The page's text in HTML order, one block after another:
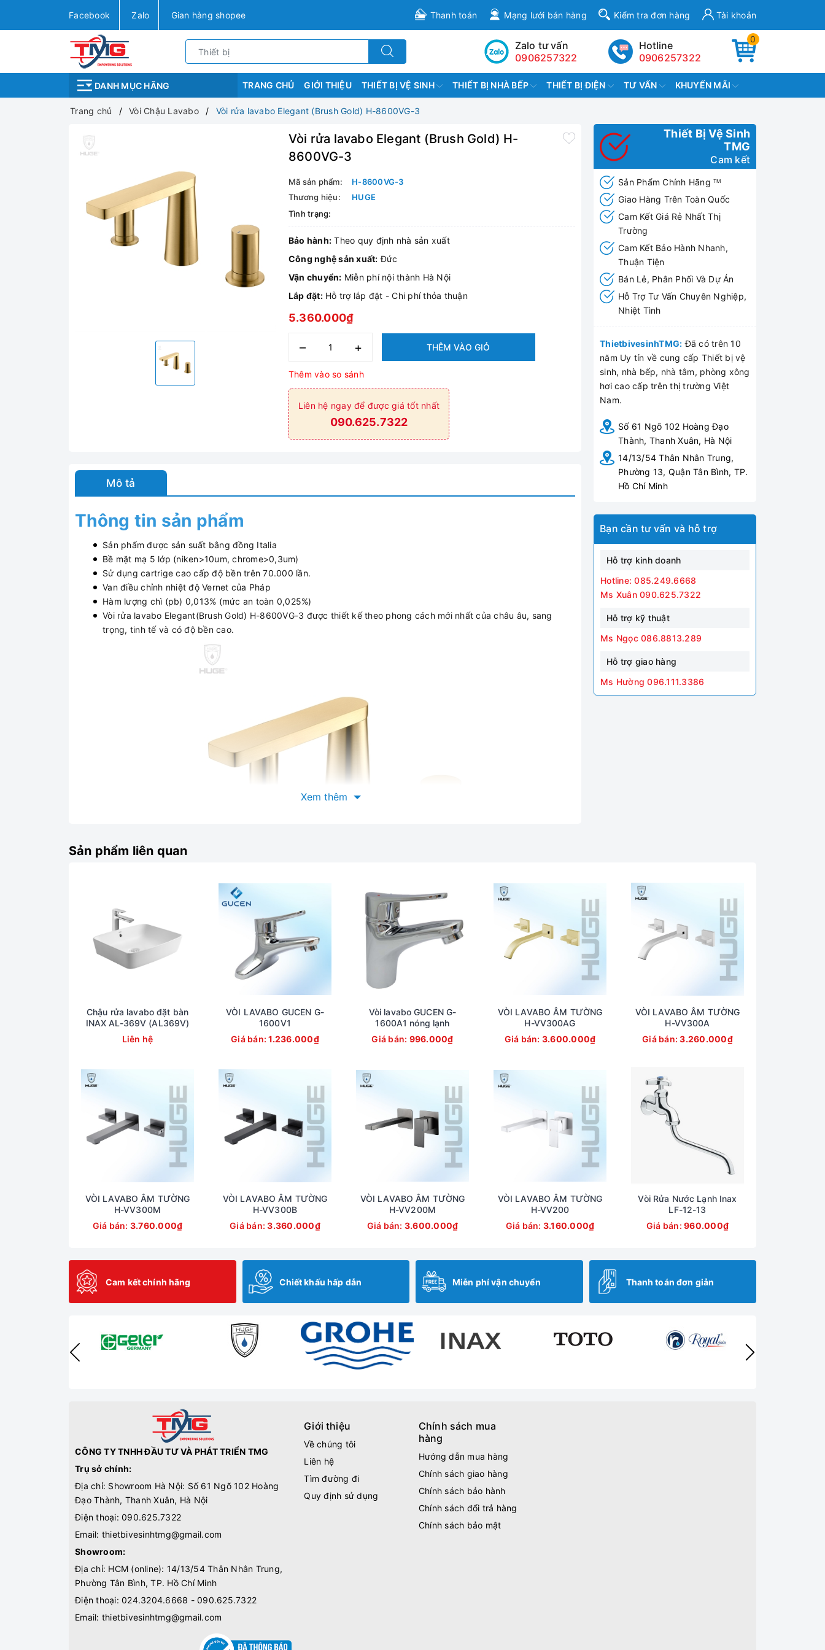
Facebook Zalo Gian hàng shopee Thanh toán Mạng lưới bán hàng Kiểm tra đơn hàng Tài khoản
0
Hotline
0906257322
Zalo tư vấn
0906257322
DANH MỤC HÃNG TRANG CHỦ GIỚI THIỆU THIẾT BỊ VỆ SINH THIẾT BỊ NHÀ BẾP THIẾT BỊ ĐIỆN TƯ VẤN KHUYẾN MÃI
Trang chủ Vòi Chậu Lavabo Vòi rửa lavabo Elegant (Brush Gold) H-8600VG-3
Vòi rửa lavabo Elegant (Brush Gold) H-
8600VG-3
Mã sản phẩm:
H-8600VG-3
Thương hiệu:
HUGE
Tình trạng:
Bảo hành: Theo quy định nhà sản xuất
Công nghệ sản xuất: Đức
Vận chuyển: Miễn phí nội thành Hà Nội
Lắp đặt:Hỗ trợ lắp đặt - Chi phí thỏa thuận
5.360.000₫
– + THÊM VÀO GIỎ
Thêm vào so sánh
Liên hệ ngay để được giá tốt nhất
090.625.7322
Mô tả
Thông tin sản phẩm
Sản phẩm được sản suất bằng đồng Italia
Bề mặt mạ 5 lớp (niken>10um, chrome>0,3um)
Sử dụng cartrige cao cấp độ bền trên 70.000 lần.
Van điều chỉnh nhiệt độ Vernet của Pháp
Hàm lượng chì (pb) 0,013% (mức an toàn 0,025%)
Vòi rửa lavabo Elegant(Brush Gold) H-8600VG-3 được thiết kế theo phong cách mới nhất của châu âu, sang
trọng, tinh tế và có độ bền cao.
Hình ảnh Vòi rửa lavabo Elegant (Brush Gold) H-8600VG-3
Xem thêm
Thiết Bị Vệ Sinh
TMG
Cam kết
Sản Phẩm Chính Hãng TM
Giao Hàng Trên Toàn Quốc
Cam Kết Giá Rẻ Nhất Thị
Trường
Cam Kết Bảo Hành Nhanh,
Thuận Tiện
Bán Lẻ, Phân Phối Và Dự Án
Hỗ Trợ Tư Vấn Chuyên Nghiệp,
Nhiệt Tình
ThietbivesinhTMG: Đã có trên 10
năm Uy tín về cung cấp Thiết bị vệ
sinh, nhà bếp, nhà tắm, phòng xông
hơi cao cấp trên thị trường Việt
Nam.
Số 61 Ngõ 102 Hoàng Đạo
Thành, Thanh Xuân, Hà Nội
14/13/54 Thân Nhân Trung,
Phường 13, Quận Tân Bình, TP.
Hồ Chí Minh
Bạn cần tư vấn và hỗ trợ
Hỗ trợ kinh doanh
Hotline: 085.249.6668
Ms Xuân 090.625.7322
Hỗ trợ kỹ thuật
Ms Ngọc 086.8813.289
Hỗ trợ giao hàng
Ms Hường 096.111.3386
Sản phẩm liên quan
Chậu rửa lavabo đặt bàn
INAX AL-369V (AL369V)
Liên hệ
VÒI LAVABO GUCEN G-
1600V1
Giá bán:1.236.000₫
Vòi lavabo GUCEN G-
1600A1 nóng lạnh
Giá bán: 996.000₫
VÒI LAVABO ÂM TƯỜNG
H-VV300AG
Giá bán: 3.600.000₫
VÒI LAVABO ÂM TƯỜNG
H-VV300A
Giá bán:3.260.000₫
VÒI LAVABO ÂM TƯỜNG
H-VV300M
Giá bán: 3.760.000₫
VÒI LAVABO ÂM TƯỜNG
H-VV300B
Giá bán:3.360.000₫
VÒI LAVABO ÂM TƯỜNG
H-VV200M
Giá bán: 3.600.000₫
VÒI LAVABO ÂM TƯỜNG
H-VV200
Giá bán: 3.160.000₫
Vòi Rửa Nước Lạnh Inax
LF-12-13
Giá bán:960.000₫
Cam kết chính hãng Chiết khấu hấp dẫn Miễn phí vận chuyển Thanh toán đơn giản
CÔNG TY TNHH ĐẦU TƯ VÀ PHÁT TRIỂN TMG
Trụ sở chính:
Địa chỉ: Showroom Hà Nội: Số 61 Ngõ 102 Hoàng
Đạo Thành, Thanh Xuân, Hà Nội
Điện thoại: 090.625.7322
Email: thietbivesinhtmg@gmail.com
Showroom:
Địa chỉ: HCM (online): 14/13/54 Thân Nhân Trung,
Phường Tân Bình, TP. Hồ Chí Minh
Điện thoại: 024.3204.6668 - 090.625.7322
Email: thietbivesinhtmg@gmail.com
Giới thiệu
Về chúng tôi
Liên hệ
Tìm đường đi
Quy định sử dụng
Chính sách mua
hàng
Hướng dẫn mua hàng
Chính sách giao hàng
Chính sách bảo hành
Chính sách đổi trả hàng
Chính sách bảo mật